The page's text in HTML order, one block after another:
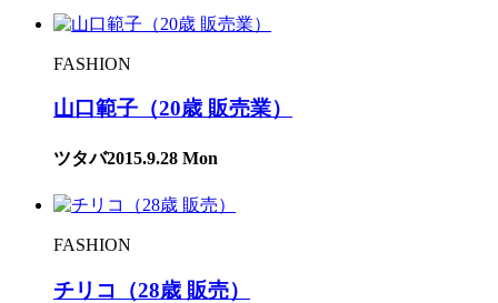
FASHION
山口範子（20歳 販売業）
ツタバ2015.9.28 Mon
FASHION
チリコ（28歳 販売）